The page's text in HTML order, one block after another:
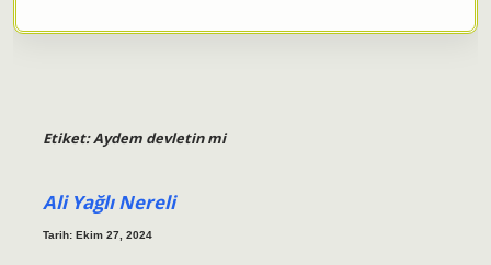
Etiket:Aydem devletin mi
Ali Yağlı Nereli
Tarih: Ekim 27, 2024